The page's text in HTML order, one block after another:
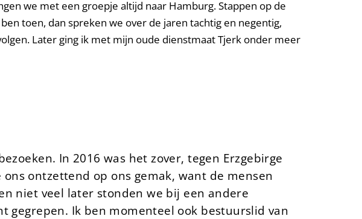
we met een groepje altijd naar Hamburg. Stappen op de
toen, dan spreken we over de jaren tachtig en negentig,
Later ging ik met mijn oude dienstmaat Tjerk onder meer
In 2016 was het zover, tegen Erzgebirge
ontzettend op ons gemak, want de mensen
niet veel later stonden we bij een andere
gegrepen. Ik ben momenteel ook bestuurslid van